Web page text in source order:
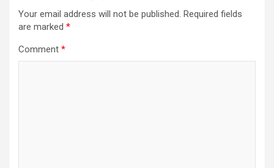
Your email address will not be published. Required fields
are marked *
Comment *